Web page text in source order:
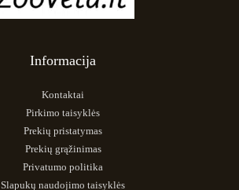
Informacija
Kontaktai
Pirkimo taisyklės
Prekių pristatymas
Prekių grąžinimas
Privatumo politika
Slapukų naudojimo taisyklės